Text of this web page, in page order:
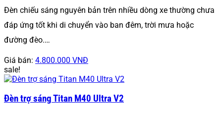
Đèn chiếu sáng nguyên bản trên nhiều dòng xe thường chưa
đáp ứng tốt khi di chuyển vào ban đêm, trời mưa hoặc
đường đèo.…
Giá bán: 4.800.000 VNĐ
sale!
Đèn trợ sáng Titan M40 Ultra V2